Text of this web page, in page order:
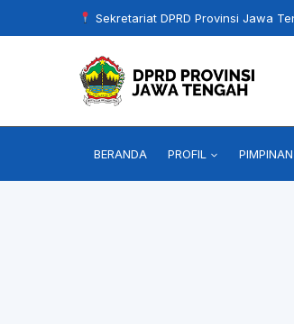
to
Sekretariat DPRD Provinsi Jawa
BERANDA PROFIL PIMPINAN